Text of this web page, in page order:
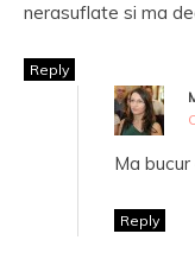
nerasuflate si ma
Reply
Ma
Reply